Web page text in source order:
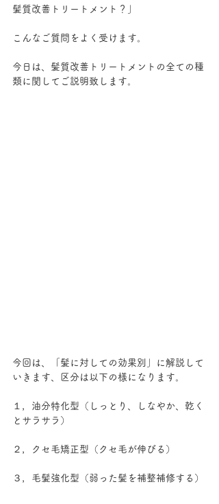
髪質改善トリートメント？」
こんなご質問をよく受けます。
今日は、髪質改善トリートメントの全ての種
類に関してご説明致します。
今回は、「髪に対しての効果別」に解説して
いきます、区分は以下の様になります。
１，油分特化型（しっとり、しなやか、乾く
とサラサラ）
２，クセ毛矯正型（クセ毛が伸びる）
３，毛髪強化型（弱った髪を補整補修する）